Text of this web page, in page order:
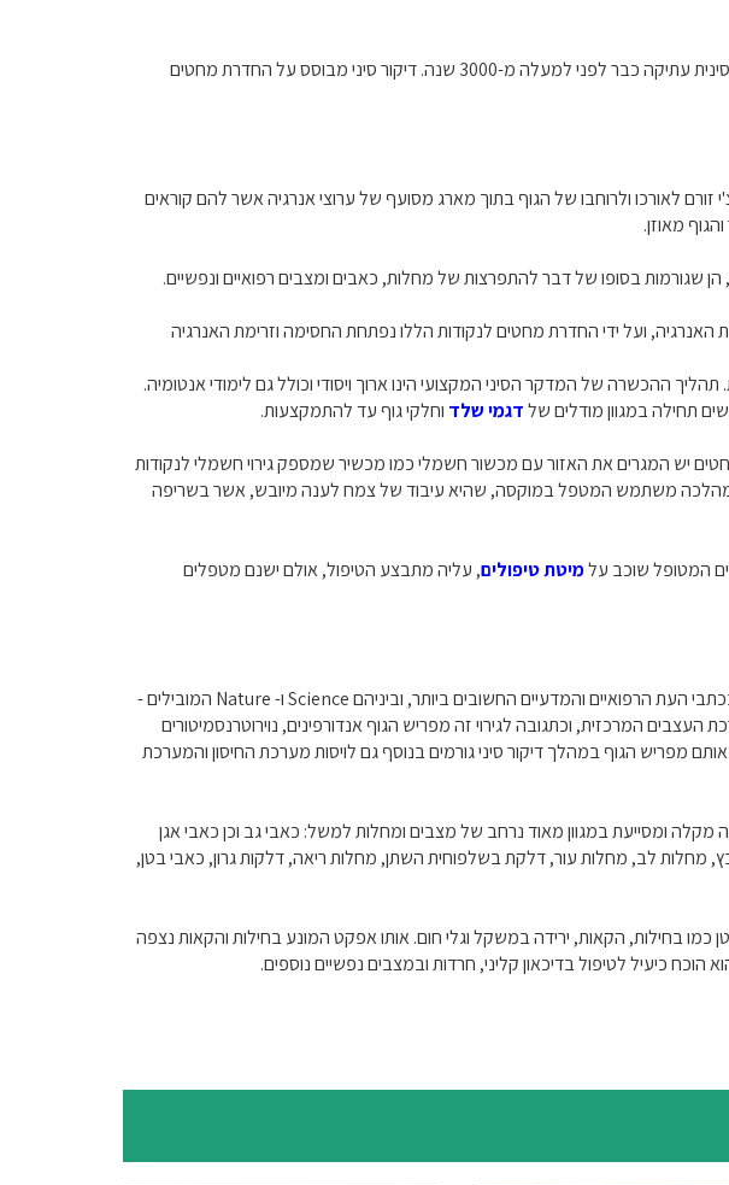
, המכונה גם אקופונקטורה, הינו אחד מענפי הרפואה הסינית הבולטים, ששורשיו תועדו בספרות רפואית סינית עתיקה כבר לפני למעלה מ-3000 שנה. דיקור סיני מבוסס על החדרת מחטים
לאורכו ולרוחבו של הגוף בתוך מארג מסועף של ערוצי אנרגיה אשר להם קוראים
מאוזן.
שגורמות בסופו של דבר להתפרצות של מחלות, כאבים ומצבים רפואיים ונפשיים.
האנרגיה, ועל ידי החדרת מחטים לנקודות הללו נפתחת החסימה וזרימת האנרגיה
המתאימות. תהליך ההכשרה של המדקר הסיני המקצועי הינו ארוך ויסודי וכולל גם לימודי אנטומיה.
תחילה במגוון מודלים שלדגמי שלד וחלקי גוף עד להתמקצעות.
יש המגרים את האזור עם מכשור חשמלי כמו מכשיר שמספק גירוי חשמלי לנקודות
במהלכה משתמש המטפל במוקסה, שהיא עיבוד של צמח לענה מיובש, אשר בשריפה
המטופל שוכב עלמיטת טיפולים, עליה מתבצע הטיפול, אולם ישנם מטפלים
למרות הממצאים המובהקים סטטיסטית שהוכיחו במאות מחקרים קליניים שדיקור סיני טוב לבריאות ושהתפרסמו בכתבי העת הרפואיים והמדעיים החשובים ביותר, וביניהם Science ו- Nature המובילים -
העצבים המרכזית, וכתגובה לגירוי זה מפריש הגוף אנדורפינים, נוירוטרנסמיטורים
מפריש הגוף במהלך דיקור סיני גורמים בנוסף גם לויסות מערכת החיסון והמערכת
ומסייעת במגוון מאוד נרחב של מצבים ומחלות למשל: כאבי גב וכן כאבי אגן
מחלות לב, מחלות עור, דלקת בשלפוחית השתן, מחלות ריאה, דלקות גרון, כאבי בטן,
כמו בחילות, הקאות, ירידה במשקל וגלי חום. אותו אפקט המונע בחילות והקאות נצפה
הוכח כיעיל לטיפול בדיכאון קליני, חרדות ובמצבים נפשיים נוספים.